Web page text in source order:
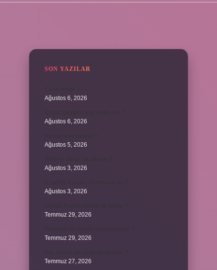
SON YAZILAR
Ağustos 6, 2026
Ağustos 6, 2026
Ağustos 5, 2026
Ağustos 3, 2026
Ağustos 3, 2026
Temmuz 29, 2026
Temmuz 29, 2026
Temmuz 27, 2026